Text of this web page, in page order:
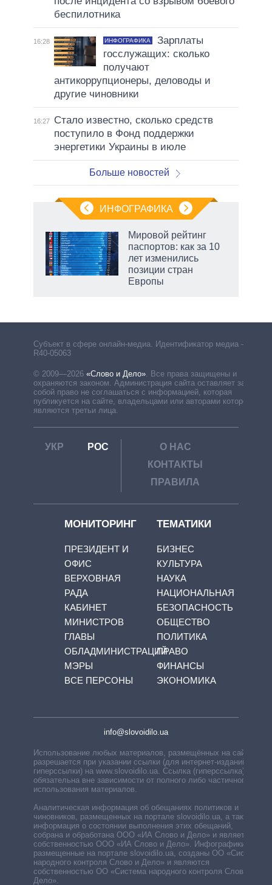
беспилотника
16:28 ИНФОГРАФИКА
Зарплаты
госслужащих: сколько
получают
антикоррупционеры, деловоды и
другие чиновники
16:27
Стало известно, сколько средств
поступило в Фонд поддержки
энергетики Украины в июле
Больше новостей
ИНФОГРАФИКА
Мировой рейтинг
паспортов: как за 10
лет изменились
позиции стран
Европы
Субъект в сфере онлайн-медиа. Идентификатор медиа –
R40-05063
© 2009—2026 «Слово и Дело». Все права защищены и
охраняются законом. Администрация сайта оставляет за
собой право не соглашаться с информацией, которая
публикуется на сайте, владельцами или авторами которой
являются третьи лица.
УКР РОС
О НАС
КОНТАКТЫ
ПРАВИЛА
МОНИТОРИНГ
ПРЕЗИДЕНТ И
ОФИС
ВЕРХОВНАЯ
РАДА
КАБИНЕТ
МИНИСТРОВ
ГЛАВЫ
ОБЛАДМИНИСТРАЦИЙ
МЭРЫ
ВСЕ ПЕРСОНЫ
ТЕМАТИКИ
БИЗНЕС
КУЛЬТУРА
НАУКА
НАЦИОНАЛЬНАЯ
БЕЗОПАСНОСТЬ
ОБЩЕСТВО
ПОЛИТИКА
ПРАВО
ФИНАНСЫ
ЭКОНОМИКА
info@slovoidilo.ua
Использование любых материалов, размещённых на сайте,
разрешается при указании ссылки (для интернет-изданий —
гиперссылки) на www.slovoidilo.ua. Ссылка (гиперссылка)
обязательна вне зависимости от полного либо частичного
использования материалов.
Аналитическая информация об обещаниях политиков и
чиновников, размещенных на портале slovoidilo.ua, а также
информация о состоянии выполнения этих обещаний,
собрана и обработана ООО «ИА Слово и Дело» и является
собственностью ООО «ИА Слово и Дело». Инфографики,
размещенные на портале slovoidilo.ua, созданы ОО «Система
народного контроля Слово и Дело» и являются
собственностью ОО «Система народного контроля Слово и
Дело».